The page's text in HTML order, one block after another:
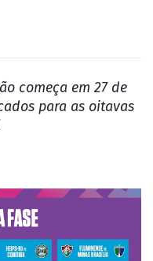
começa em 27 de
para as oitavas